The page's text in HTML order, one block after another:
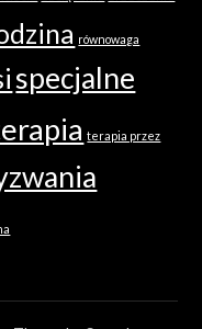
równowaga
specjalne
terapia przez